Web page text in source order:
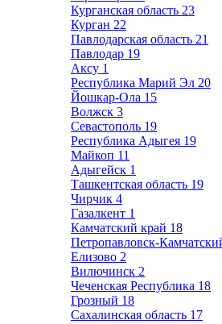
Курганская область 23
Курган 22
Павлодарская область 21
Павлодар 19
Аксу 1
Республика Марий Эл 20
Йошкар-Ола 15
Волжск 3
Севастополь 19
Республика Адыгея 19
Майкоп 11
Адыгейск 1
Ташкентская область 19
Чирчик 4
Газалкент 1
Камчатский край 18
Петропавловск-
Елизово 2
Вилючинск 2
Чеченская Республика 18
Грозный 18
Сахалинская область 17